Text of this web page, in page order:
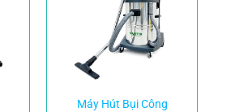
Máy Hút Bụi Công